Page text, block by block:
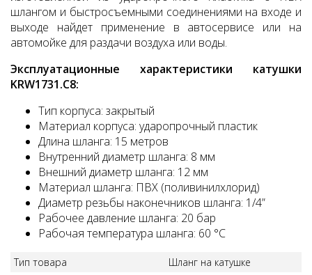
шлангом и быстросъемными соединениями на входе и
выходе найдет применение в автосервисе или на
автомойке для раздачи воздуха или воды.
Эксплуатационные характеристики катушки
KRW1731.C8:
Тип корпуса: закрытый
Материал корпуса: ударопрочный пластик
Длина шланга: 15 метров
Внутренний диаметр шланга: 8 мм
Внешний диаметр шланга: 12 мм
Материал шланга: ПВХ (поливинилхлорид)
Диаметр резьбы наконечников шланга: 1/4”
Рабочее давление шланга: 20 бар
Рабочая температура шланга: 60 °C
Тип товара
Шланг на катушке